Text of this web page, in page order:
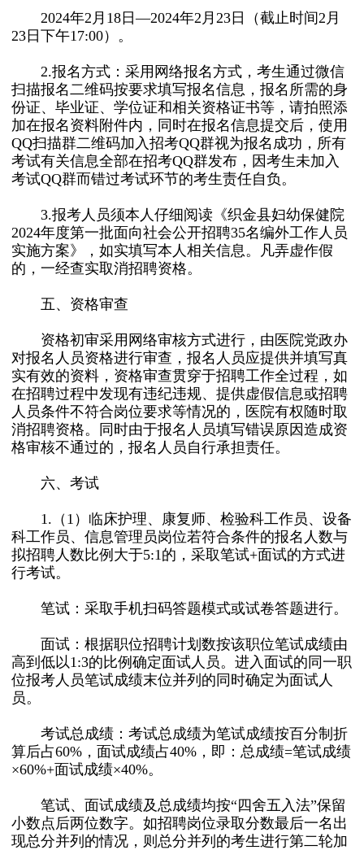
2024年2月18日—2024年2月23日（截止时间2月
23日下午17:00）。
2.报名方式：采用网络报名方式，考生通过微信
扫描报名二维码按要求填写报名信息，报名所需的身
份证、毕业证、学位证和相关资格证书等，请拍照添
加在报名资料附件内，同时在报名信息提交后，使用
QQ扫描群二维码加入招考QQ群视为报名成功，所有
考试有关信息全部在招考QQ群发布，因考生未加入
考试QQ群而错过考试环节的考生责任自负。
3.报考人员须本人仔细阅读《织金县妇幼保健院
2024年度第一批面向社会公开招聘35名编外工作人员
实施方案》，如实填写本人相关信息。凡弄虚作假
的，一经查实取消招聘资格。
五、资格审查
资格初审采用网络审核方式进行，由医院党政办
对报名人员资格进行审查，报名人员应提供并填写真
实有效的资料，资格审查贯穿于招聘工作全过程，如
在招聘过程中发现有违纪违规、提供虚假信息或招聘
人员条件不符合岗位要求等情况的，医院有权随时取
消招聘资格。同时由于报名人员填写错误原因造成资
格审核不通过的，报名人员自行承担责任。
六、考试
1.（1）临床护理、康复师、检验科工作员、设备
科工作员、信息管理员岗位若符合条件的报名人数与
拟招聘人数比例大于5:1的，采取笔试+面试的方式进
行考试。
笔试：采取手机扫码答题模式或试卷答题进行。
面试：根据职位招聘计划数按该职位笔试成绩由
高到低以1:3的比例确定面试人员。进入面试的同一职
位报考人员笔试成绩末位并列的同时确定为面试人
员。
考试总成绩：考试总成绩为笔试成绩按百分制折
算后占60%，面试成绩占40%，即：总成绩=笔试成绩
×60%+面试成绩×40%。
笔试、面试成绩及总成绩均按“四舍五入法”保留
小数点后两位数字。如招聘岗位录取分数最后一名出
现总分并列的情况，则总分并列的考生进行第二轮加